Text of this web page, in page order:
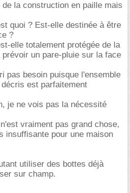
la construction en paille mais
quoi ? Est-elle destinée à être
?
elle totalement protégée de la
un pare-pluie sur la face
pas besoin puisque l'ensemble
est parfaitement
je ne vois pas la nécessité
vraiment pas grand chose,
insuffisante pour une maison
utiliser des bottes déjà
sur champ.